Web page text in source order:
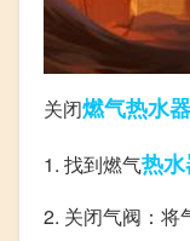
关闭燃气热水器
1. 找到燃气热
2. 关闭气阀：将